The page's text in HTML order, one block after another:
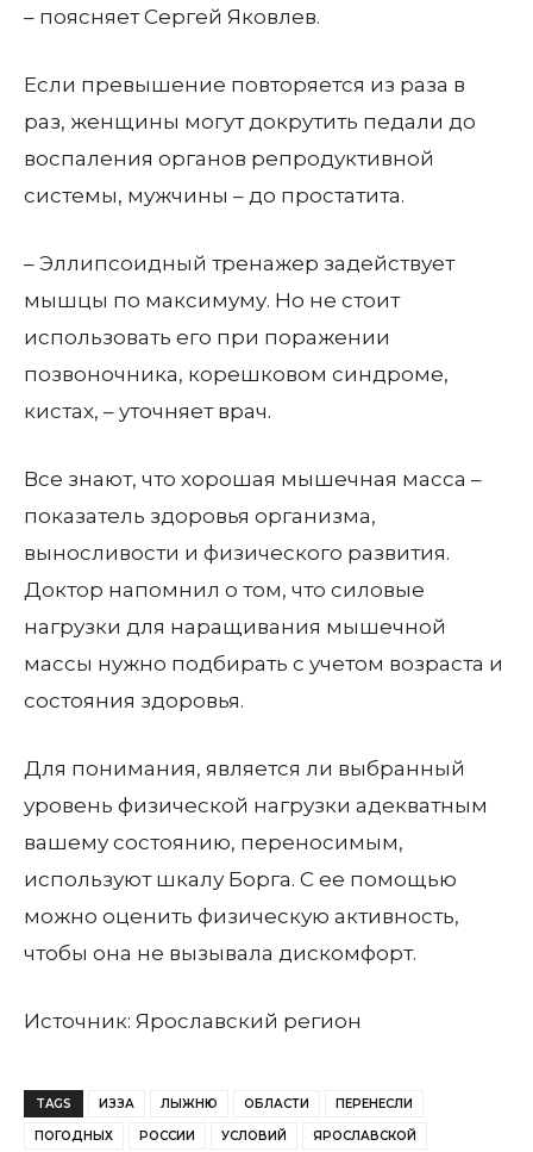
– поясняет Сергей Яковлев.
Если превышение повторяется из раза в
раз, женщины могут докрутить педали до
воспаления органов репродуктивной
системы, мужчины – до простатита.
– Эллипсоидный тренажер задействует
мышцы по максимуму. Но не стоит
использовать его при поражении
позвоночника, корешковом синдроме,
кистах, – уточняет врач.
Все знают, что хорошая мышечная масса –
показатель здоровья организма,
выносливости и физического развития.
Доктор напомнил о том, что силовые
нагрузки для наращивания мышечной
массы нужно подбирать с учетом возраста и
состояния здоровья.
Для понимания, является ли выбранный
уровень физической нагрузки адекватным
вашему состоянию, переносимым,
используют шкалу Борга. С ее помощью
можно оценить физическую активность,
чтобы она не вызывала дискомфорт.
Источник: Ярославский регион
TAGS ИЗЗА ЛЫЖНЮ ОБЛАСТИ ПЕРЕНЕСЛИ
ПОГОДНЫХ РОССИИ УСЛОВИЙ ЯРОСЛАВСКОЙ